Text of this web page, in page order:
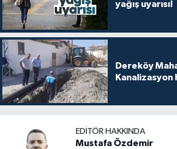
yağış uyarısı!
Dereköy
Kanalizasyon
EDITÖR HAKKINDA
Mustafa Özdemir